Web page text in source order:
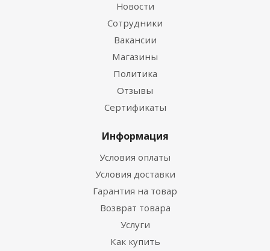
Новости
Сотрудники
Вакансии
Магазины
Политика
Отзывы
Сертификаты
Информация
Условия оплаты
Условия доставки
Гарантия на товар
Возврат товара
Услуги
Как купить